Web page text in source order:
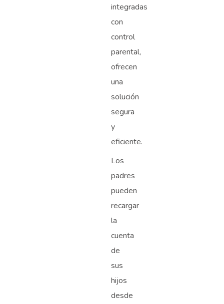
integradas
con
control
parental,
ofrecen
una
solución
segura
y
eficiente.
Los
padres
pueden
recargar
la
cuenta
de
sus
hijos
desde